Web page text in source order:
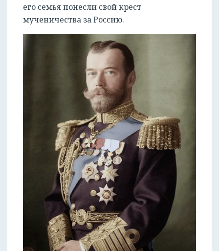
его семья понесли свой крест
мученичества за Россию.